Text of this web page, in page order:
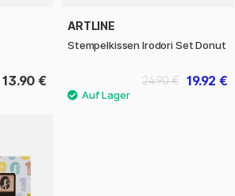
13.90 €
ARTLINE
Stempelkissen Irodori Set Donut
19.92 €
24.90 €